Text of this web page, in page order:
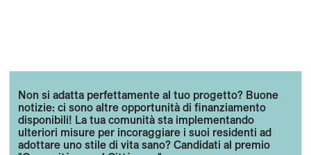
Non si adatta perfettamente al tuo progetto? Buone
notizie: ci sono altre opportunità di finanziamento
disponibili! La tua comunità sta implementando
ulteriori misure per incoraggiare i suoi residenti ad
adottare uno stile di vita sano? Candidati al premio